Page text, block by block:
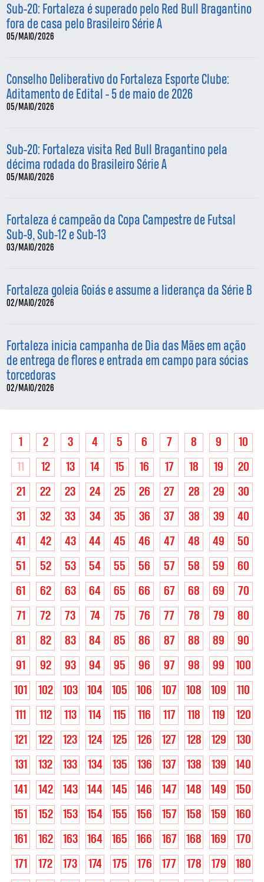
Sub-20: Fortaleza é superado pelo Red Bull Bragantino
fora de casa pelo Brasileiro Série A
05/MAIO/2026
Conselho Deliberativo do Fortaleza Esporte Clube:
Aditamento de Edital - 5 de maio de 2026
05/MAIO/2026
Sub-20: Fortaleza visita Red Bull Bragantino pela
décima rodada do Brasileiro Série A
05/MAIO/2026
Fortaleza é campeão da Copa Campestre de Futsal
Sub-9, Sub-12 e Sub-13
03/MAIO/2026
Fortaleza goleia Goiás e assume a liderança da Série B
02/MAIO/2026
Fortaleza inicia campanha de Dia das Mães em ação
de entrega de flores e entrada em campo para sócias
torcedoras
02/MAIO/2026
1 2 3 4 5 6 7 8 9
10
11
12 13 14 15 16 17 18 19
20
21
22 23 24 25 26 27 28 29
30
31
32 33 34 35 36 37 38 39
40
41
42 43 44 45 46 47 48 49
50
51
52 53 54 55 56 57 58 59
60
61
62 63 64 65 66 67 68 69
70
71
72 73 74 75 76 77 78 79
80
81
82 83 84 85 86 87 88 89
90
91
92 93 94 95 96 97 98 99
100
101
102 103 104 105 106 107 108 109
110
111
112 113 114 115 116 117 118 119
120
121
122 123 124 125 126 127 128 129
130
131
132 133 134 135 136 137 138 139
140
141
142 143 144 145 146 147 148 149
150
151
152 153 154 155 156 157 158 159
160
161
162 163 164 165 166 167 168 169
170
171
172 173 174 175 176 177 178 179
180